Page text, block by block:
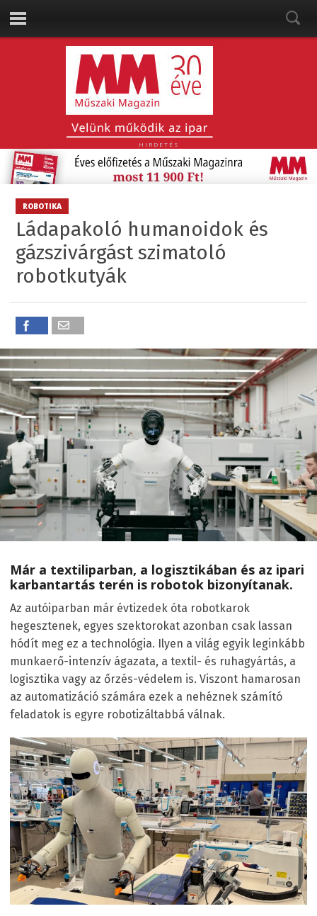
HIRDETÉS
ROBOTIKA
Ládapakoló humanoidok és
gázszivárgást szimatoló
robotkutyák
Már a textiliparban, a logisztikában és az ipari
karbantartás terén is robotok bizonyítanak.
Az autóiparban már évtizedek óta robotkarok
hegesztenek, egyes szektorokat azonban csak lassan
hódít meg ez a technológia. Ilyen a világ egyik leginkább
munkaerő-intenzív ágazata, a textil- és ruhagyártás, a
logisztika vagy az őrzés-védelem is. Viszont hamarosan
az automatizáció számára ezek a nehéznek számító
feladatok is egyre robotizáltabbá válnak.